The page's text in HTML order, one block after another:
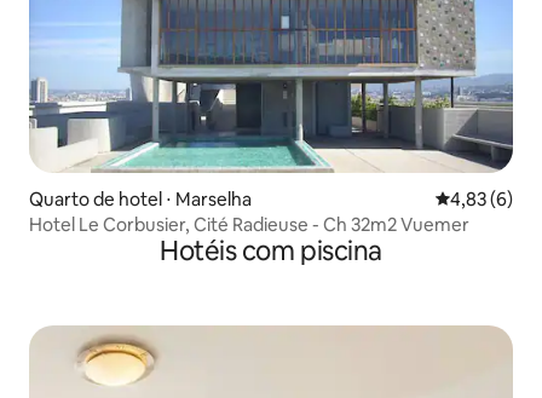
Quarto de hotel ⋅ Marselha 4,83 de uma
4,83 (6)
Hotel Le Corbusier, Cité Radieuse - Ch 32m2 Vuemer
Hotéis com piscina